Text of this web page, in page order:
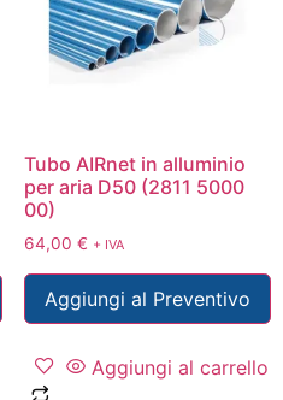
Tubo AIRnet in alluminio
per aria D50 (2811 5000
00)
64,00 € + IVA
Aggiungi al Preventivo
Aggiungi al carrello